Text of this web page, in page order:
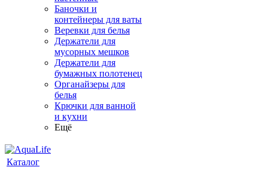
Баночки и
контейнеры для ваты
Веревки для белья
Держатели для
мусорных мешков
Держатели для
бумажных полотенец
Органайзеры для
белья
Крючки для ванной
и кухни
Ещё
Каталог